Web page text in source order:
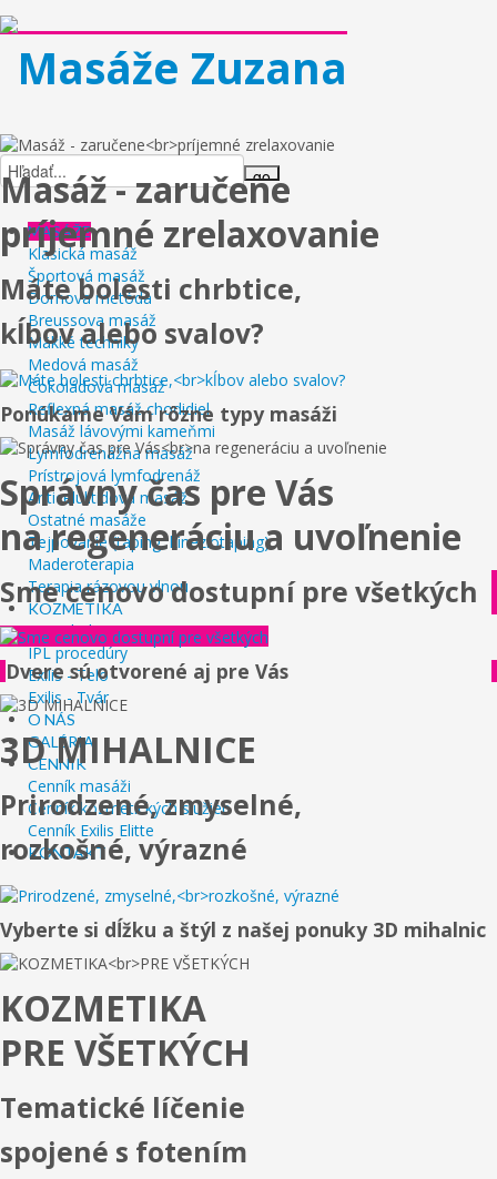
MASÁŽE
Klasická masáž
Športová masáž
Dornova metóda
Breussova masáž
Mäkké techniky
Medová masáž
Čokoládová masáž
Reflexná masáž chodidiel
Masáž lávovými kameňmi
Lymfodrenážna masáž
Prístrojová lymfodrenáž
Anticelulitídová masáž
Ostatné masáže
Tejpovanie (taping, kineziotaping)
Maderoterapia
Terapia rázovou vlnou
KOZMETIKA
3D mihalnice
IPL procedúry
Exilis - Telo
Exilis - Tvár
O NÁS
GALÉRIA
CENNÍK
Cenník masáži
Cenník kozmetických služieb
Cenník Exilis Elitte
KONTAKT
Masáž - zaručene
príjemné zrelaxovanie
Máte bolesti chrbtice,
kĺbov alebo svalov?
Ponúkame Vám rôzne typy masáži
Správny čas pre Vás
na regeneráciu a uvoľnenie
Sme cenovo dostupní pre všetkých
Dvere sú otvorené aj pre Vás
3D MIHALNICE
Prirodzené, zmyselné,
rozkošné, výrazné
Vyberte si dĺžku a štýl z našej ponuky 3D mihalnic
KOZMETIKA
PRE VŠETKÝCH
Tematické líčenie
spojené s fotením